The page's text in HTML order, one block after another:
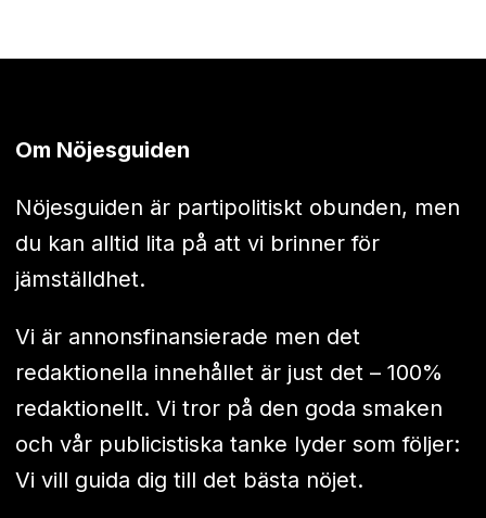
Om Nöjesguiden
Nöjesguiden är partipolitiskt obunden, men
du kan alltid lita på att vi brinner för
jämställdhet.
Vi är annonsfinansierade men det
redaktionella innehållet är just det – 100%
redaktionellt. Vi tror på den goda smaken
och vår publicistiska tanke lyder som följer:
Vi vill guida dig till det bästa nöjet.